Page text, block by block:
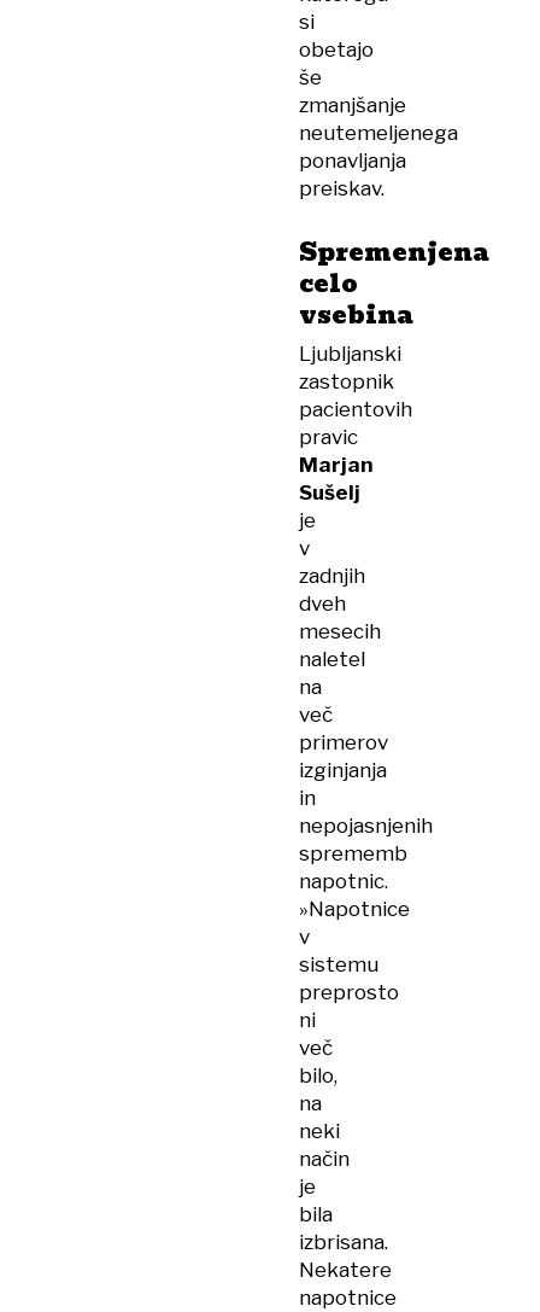
si
obetajo
še
zmanjšanje
neutemeljenega
ponavljanja
preiskav.
Spremenjena
celo
vsebina
Ljubljanski
zastopnik
pacientovih
pravic
Marjan
Sušelj
je
v
zadnjih
dveh
mesecih
naletel
na
več
primerov
izginjanja
in
nepojasnjenih
sprememb
napotnic.
»Napotnice
v
sistemu
preprosto
ni
več
bilo,
na
neki
način
je
bila
izbrisana.
Nekatere
napotnice